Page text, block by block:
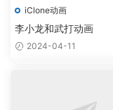
iClone动画
李小龙和武打动画
2024-04-11